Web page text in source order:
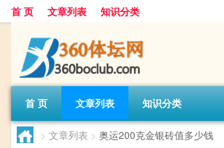
首 页 文章列表 知识分类
首 页 文章列表 知识分类
> 文章列表 > 奥运200克金银砖值多少钱